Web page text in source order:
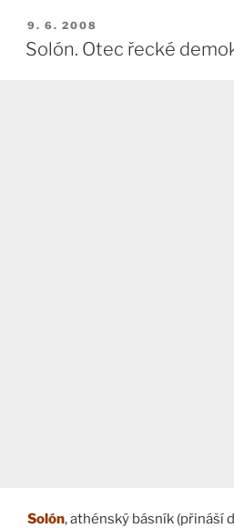
PUBLIKOVÁNO
9. 6. 2008
Solón. Otec řecké
Solón, athénský básník (přináší